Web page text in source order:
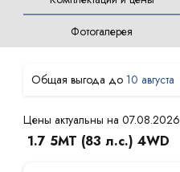
Фотогалерея
10 августа
Цены актуальны на 07.08.2026
1.7 5МТ (83 л.с.) 4WD